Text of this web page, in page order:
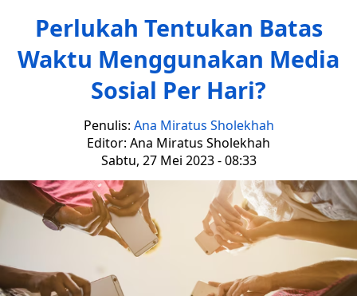
Perlukah Tentukan Batas
Waktu Menggunakan Media
Sosial Per Hari?
Penulis: Ana Miratus Sholekhah
Editor: Ana Miratus Sholekhah
Sabtu, 27 Mei 2023 - 08:33